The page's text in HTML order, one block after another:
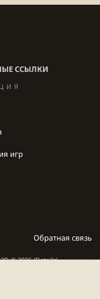
ССЫЛКИ
игр
Обратная связь
© 2026 (Details)